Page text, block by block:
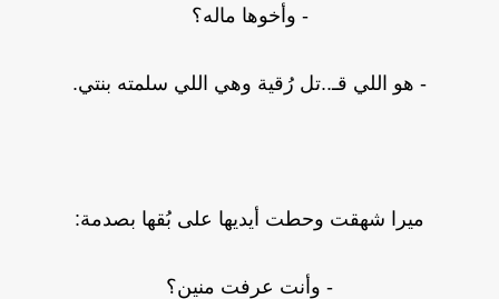
- وأخوها ماله؟
- هو اللي قـ..تل رُقية وهي اللي سلمته بنتي.
ميرا شهقت وحطت أيديها على بُقها بصدمة:
- وأنت عرفت منين؟